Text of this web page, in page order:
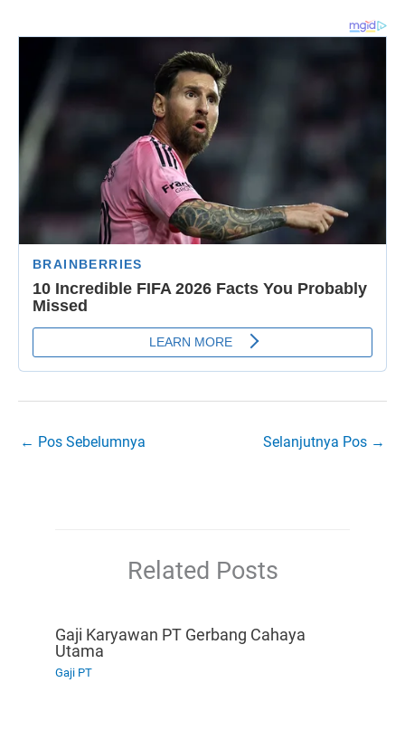
← Pos Sebelumnya Selanjutnya Pos →
Related Posts
Gaji Karyawan PT Gerbang Cahaya
Utama
Gaji PT